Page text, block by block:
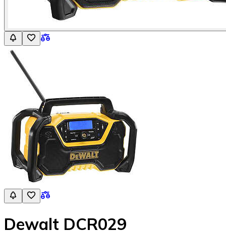
Dewalt DCR029